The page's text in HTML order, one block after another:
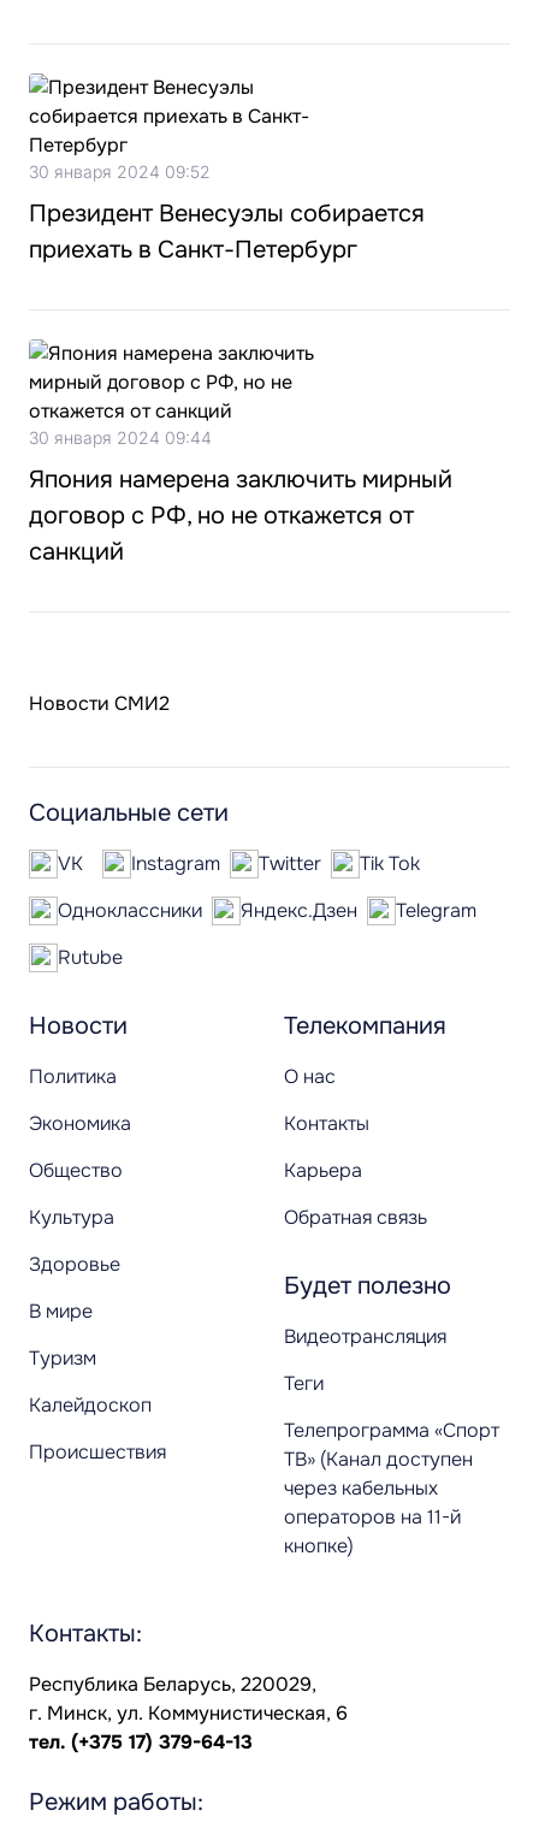
30 января 2024 09:52
Президент Венесуэлы собирается
приехать в Санкт-Петербург
30 января 2024 09:44
Япония намерена заключить мирный
договор с РФ, но не откажется от
санкций
Новости СМИ2
Новости
Политика
Экономика
Общество
Культура
Здоровье
В мире
Туризм
Калейдоскоп
Происшествия
Телекомпания
О нас
Контакты
Карьера
Обратная связь
Будет полезно
Видеотрансляция
Теги
Телепрограмма «Спорт
ТВ» (Канал доступен
через кабельных
операторов на 11-й
кнопке)
Социальные сети
VK Instagram Twitter
Tik Tok
Одноклассники
Яндекс.Дзен
Telegram
Rutube
Контакты:
Республика Беларусь, 220029,
г. Минск, ул. Коммунистическая, 6
тел. (+375 17) 379-64-13
Режим работы: